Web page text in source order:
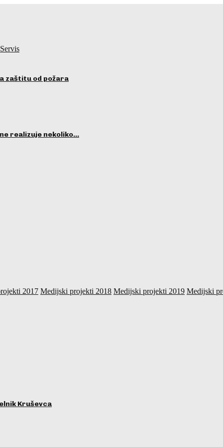
Servis
zaštitu od požara
realizuje nekoliko…
2017 Medijski projekti 2018 Medijski projekti 2019 Medijski
Kruševca